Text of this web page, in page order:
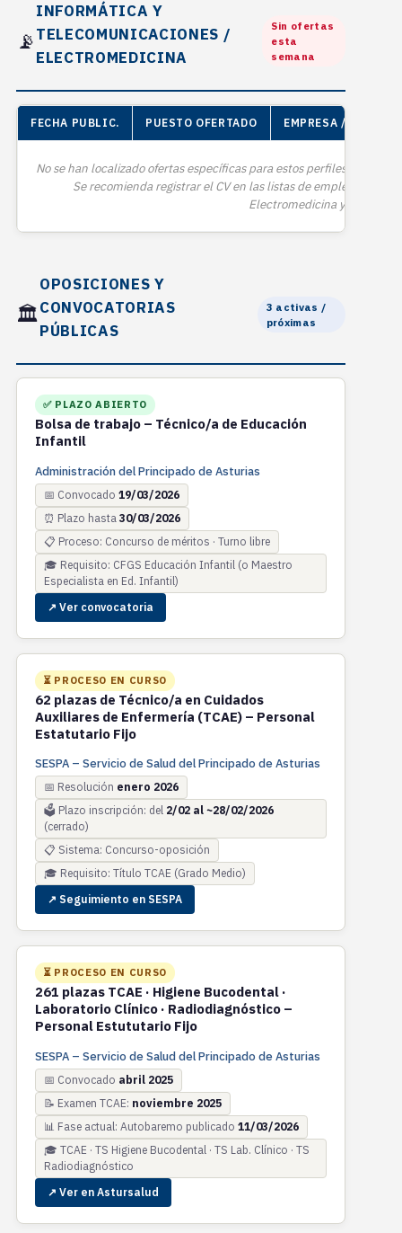
📡
INFORMÁTICA Y
TELECOMUNICACIONES /
ELECTROMEDICINA
Sin ofertas
esta
semana
FECHA PUBLIC. PUESTO OFERTADO EMPRESA / ENTIDAD
No se han localizado ofertas específicas para estos perfiles
Se recomienda registrar el CV en las listas de empleo del
Electromedicina y en los
🏛️
OPOSICIONES Y
CONVOCATORIAS
PÚBLICAS
3 activas /
próximas
✅ PLAZO ABIERTO
Bolsa de trabajo – Técnico/a de Educación
Infantil
Administración del Principado de Asturias
📅 Convocado 19/03/2026
⏰ Plazo hasta 30/03/2026
📋 Proceso: Concurso de méritos · Turno libre
🎓 Requisito: CFGS Educación Infantil (o Maestro
Especialista en Ed. Infantil)
↗ Ver convocatoria
⏳ PROCESO EN CURSO
62 plazas de Técnico/a en Cuidados
Auxiliares de Enfermería (TCAE) – Personal
Estatutario Fijo
SESPA – Servicio de Salud del Principado de Asturias
📅 Resolución enero 2026
🗳️ Plazo inscripción: del 2/02 al ~28/02/2026
(cerrado)
📋 Sistema: Concurso-oposición
🎓 Requisito: Título TCAE (Grado Medio)
↗ Seguimiento en SESPA
⏳ PROCESO EN CURSO
261 plazas TCAE · Higiene Bucodental ·
Laboratorio Clínico · Radiodiagnóstico –
Personal Estututario Fijo
SESPA – Servicio de Salud del Principado de Asturias
📅 Convocado abril 2025
📝 Examen TCAE: noviembre 2025
📊 Fase actual: Autobaremo publicado 11/03/2026
🎓 TCAE · TS Higiene Bucodental · TS Lab. Clínico · TS
Radiodiagnóstico
↗ Ver en Astursalud